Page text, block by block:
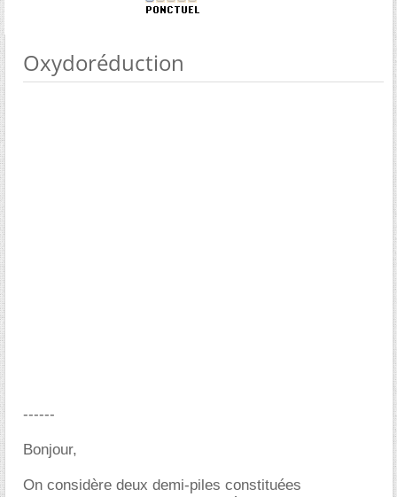
Oxydoréduction
------
Bonjour,
On considère deux demi-piles constituées